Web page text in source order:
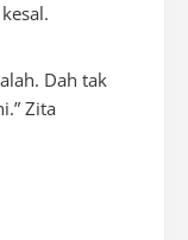
Dah tak
Zita